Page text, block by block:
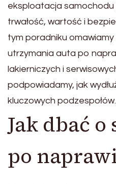
eksploatacja samochodu
trwałość, wartość i
tym poradniku
utrzymania auta po
lakierniczych i
podpowiadamy, jak
kluczowych podzespołów.
Jak dbać
po